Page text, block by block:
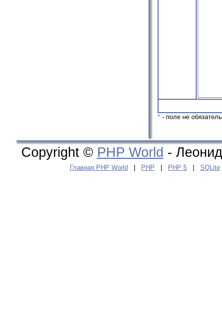
* - поле не
Copyright © PHP World -
Главная PHP World PHP PHP 5 SQLite